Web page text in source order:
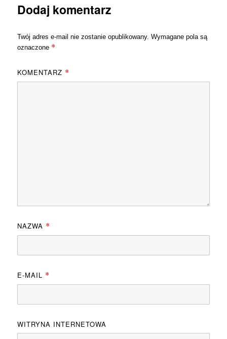
Dodaj komentarz
Twój adres e-mail nie zostanie opublikowany. Wymagane pola są
oznaczone *
KOMENTARZ *
NAZWA *
E-MAIL *
WITRYNA INTERNETOWA